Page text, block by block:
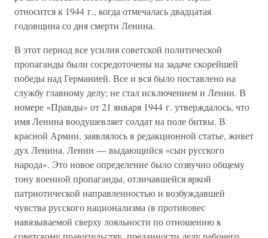
относится к 1944 г., когда отмечалась двадцатая
годовщина со дня смерти Ленина.
В этот период все усилия советской политической
пропаганды были сосредоточены на задаче скорейшей
победы над Германией. Все и вся было поставлено на
службу главному делу; не стал исключением и Ленин. В
номере «Правды» от 21 января 1944 г. утверждалось, что
имя Ленина воодушевляет солдат на поле битвы. В
красной Армии, заявлялось в редакционной статье, живет
дух Ленина. Ленин — выдающийся «сын русского
народа». Это новое определение было созвучно общему
тону военной пропаганды, отличавшейся яркой
патриотической направленностью и возбуждавшей
чувства русского национализма (в противовес
навязываемой сверху лояльности по отношению к